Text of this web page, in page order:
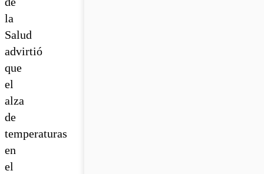
la
Salud
advirtió
que
el
alza
de
temperaturas
en
el